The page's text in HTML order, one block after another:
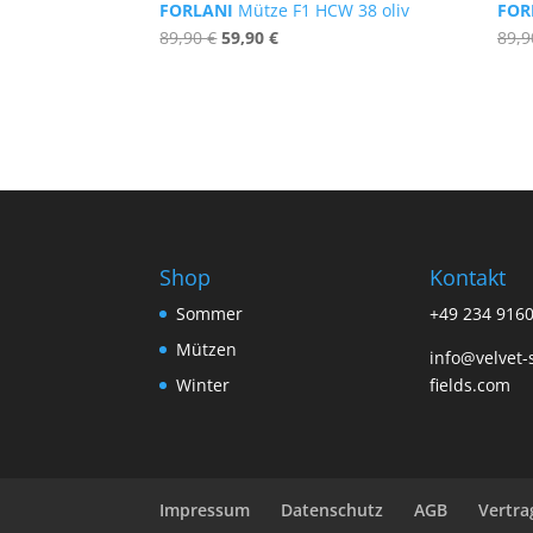
FORLANI Mütze F1 HCW 38 oliv
89,90€Ursprünglicher
59,90€Aktueller
Shop
Sommer
Mützen
Winter
Kontakt
+49 234
fields.com
Impressum Datenschutz AGB